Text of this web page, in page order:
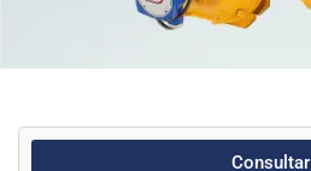
Consultar